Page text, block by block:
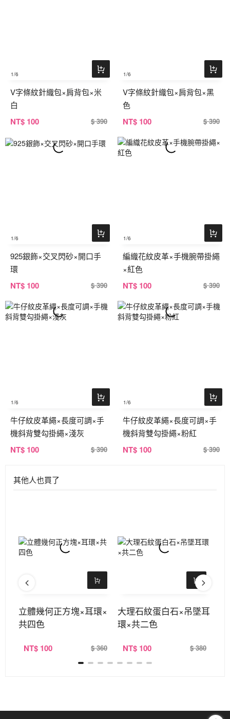
1/6
V字條紋針織包×肩背包×米
白
NT$ 100 $ 390
1/6
V字條紋針織包×肩背包×黑
色
NT$ 100 $ 390
1/6
925銀飾×交叉閃砂×開口手
環
NT$ 100 $ 390
1/6
編織花紋皮革×手機腕帶掛繩
×紅色
NT$ 100 $ 390
1/6
牛仔紋皮革繩×長度可調×手
機斜背雙勾掛繩×淺灰
NT$ 100 $ 390
1/6
牛仔紋皮革繩×長度可調×手
機斜背雙勾掛繩×粉紅
NT$ 100 $ 390
其他人也買了
立體幾何正方塊×耳環×
共四色
NT$ 100 $ 360
大理石紋蛋白石×吊墜耳
環×共二色
NT$ 100 $ 380